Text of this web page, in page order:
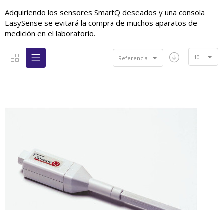
Adquiriendo los sensores SmartQ deseados y una consola
EasySense se evitará la compra de muchos aparatos de
medición en el laboratorio.
10
Referencia